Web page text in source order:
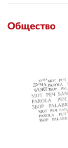
Общество